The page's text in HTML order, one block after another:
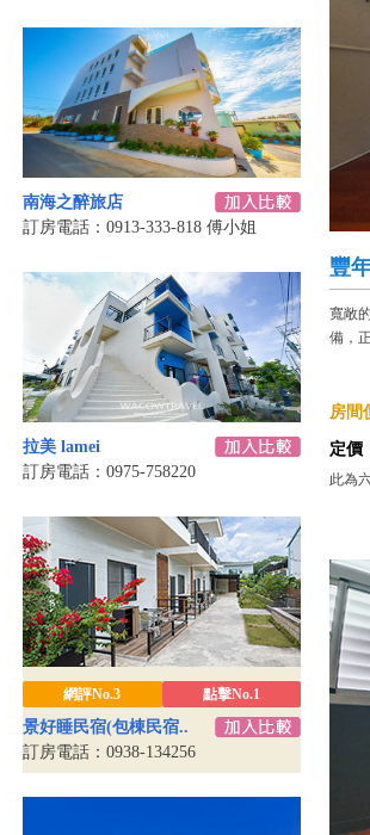
南海之醉旅店
訂房電話：0913-333-818 傅小姐
拉美 lamei
訂房電話：0975-758220
網評No.3 點擊No.1
景好睡民宿(包棟民宿..
訂房電話：0938-134256
豐
寬敞
備，
房間
定價
此為